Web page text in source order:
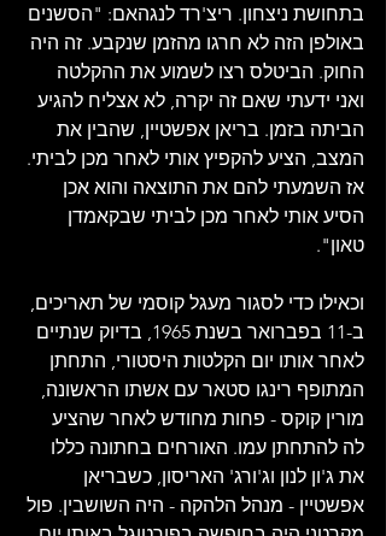
בתחושת ניצחון. ריצ'רד לנגהאם: "הסשנים
באולפן הזה לא חרגו מהזמן שנקבע. זה היה
החוק. הביטלס רצו לשמוע את ההקלטה
ואני ידעתי שאם זה יקרה, לא אצליח להגיע
הביתה בזמן. בריאן אפשטיין, שהבין את
המצב, הציע להקפיץ אותי לאחר מכן לביתי.
אז השמעתי להם את התוצאה והוא אכן
הסיע אותי לאחר מכן לביתי שבקאמדן
טאון".
וכאילו כדי לסגור מעגל קוסמי של תאריכים,
ב-11 בפברואר בשנת 1965, בדיוק שנתיים
לאחר אותו יום הקלטות היסטורי, התחתן
המתופף רינגו סטאר עם אשתו הראשונה,
מורין קוקס - פחות מחודש לאחר שהציע
לה להתחתן עמו. האורחים בחתונה כללו
את ג'ון לנון וג'ורג' האריסון, כשבריאן
אפשטיין - מנהל הלהקה - היה השושבין. פול